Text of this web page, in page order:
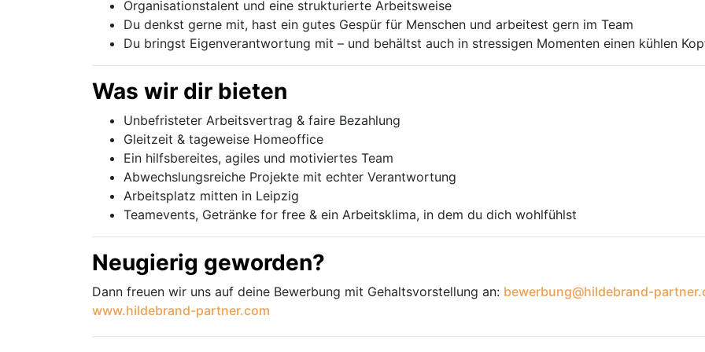
Organisationstalent und eine strukturierte Arbeitsweise
Du denkst gerne mit, hast ein gutes Gespür für Menschen und arbeitest gern im Team
Du bringst Eigenverantwortung mit – und behältst auch in stressigen Momenten einen kühlen
Was wir dir bieten
Unbefristeter Arbeitsvertrag & faire Bezahlung
Gleitzeit & tageweise Homeoffice
Ein hilfsbereites, agiles und motiviertes Team
Abwechslungsreiche Projekte mit echter Verantwortung
Arbeitsplatz mitten in Leipzig
Teamevents, Getränke for free & ein Arbeitsklima, in dem du dich wohlfühlst
Neugierig geworden?
Dann freuen wir uns auf deine Bewerbung mit Gehaltsvorstellung an: bewerbung@hildebrand-
www.hildebrand-partner.com